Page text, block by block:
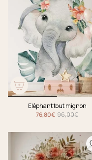
Eléphant tout mignon
76,80€ 96,00€